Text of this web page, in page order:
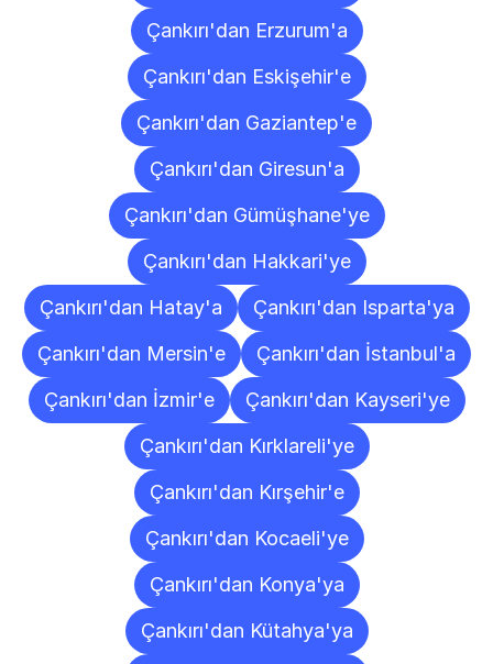
Çankırı'dan Erzurum'a
Çankırı'dan Eskişehir'e
Çankırı'dan Gaziantep'e
Çankırı'dan Giresun'a
Çankırı'dan Gümüşhane'ye
Çankırı'dan Hakkari'ye
Çankırı'dan Hatay'a
Çankırı'dan Isparta'ya
Çankırı'dan Mersin'e
Çankırı'dan İstanbul'a
Çankırı'dan İzmir'e
Çankırı'dan Kayseri'ye
Çankırı'dan Kırklareli'ye
Çankırı'dan Kırşehir'e
Çankırı'dan Kocaeli'ye
Çankırı'dan Konya'ya
Çankırı'dan Kütahya'ya